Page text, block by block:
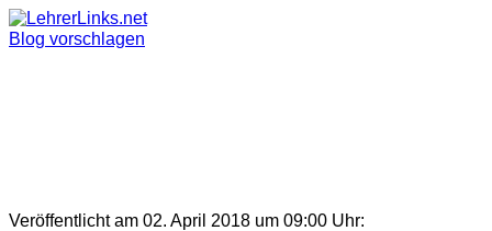
Skip
to
Blog vorschlagen
Veröffentlicht am 02. April 2018 um 09:00 Uhr: